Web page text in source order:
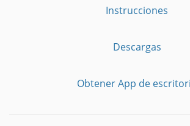
Instrucciones
Descargas
Obtener App de